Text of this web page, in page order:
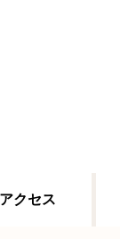
アクセス